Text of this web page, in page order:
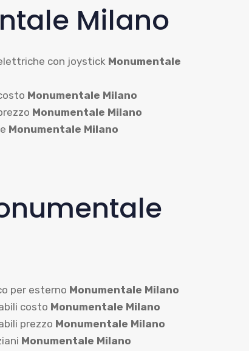
Milano
con joystick Monumentale
Monumentale Milano
Monumentale Milano
Monumentale Milano
per esterno Monumentale Milano
costo Monumentale Milano
prezzo Monumentale Milano
Monumentale Milano